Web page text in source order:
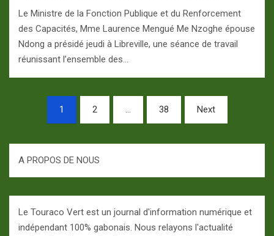
Le Ministre de la Fonction Publique et du Renforcement
des Capacités, Mme Laurence Mengué Me Nzoghe épouse
Ndong a présidé jeudi à Libreville, une séance de travail
réunissant l’ensemble des…
Pagination
publications
1 2 … 38 Next
A PROPOS DE NOUS
Le Touraco Vert est un journal d'information numérique et
indépendant 100% gabonais. Nous relayons l'actualité